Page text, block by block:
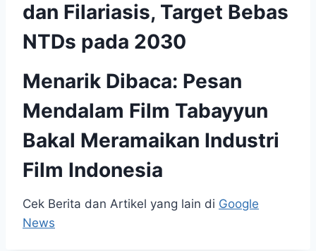
dan Filariasis, Target Bebas
NTDs pada 2030
Menarik Dibaca: Pesan
Mendalam Film Tabayyun
Bakal Meramaikan Industri
Film Indonesia
Cek Berita dan Artikel yang lain di Google
News